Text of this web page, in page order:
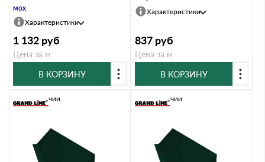
мох
Характеристики
1 132 руб
Цена за м
В КОРЗИНУ
Характеристики
837 руб
Цена за м
В КОРЗИНУ
В наличии В наличии